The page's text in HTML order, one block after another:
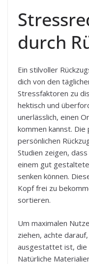
durch
Ein stilvoller
dich von den
Stressfaktoren zu
hektisch und
unerlässlich, einen
kommen kannst. Die
persönlichen
Studien zeigen,
einem gut
senken können.
Kopf frei zu
sortieren.
Um maximalen
ziehen, achte
ausgestattet ist, die
Natürliche